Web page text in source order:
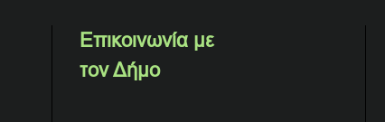
Επικοινωνία με
τον Δήμο